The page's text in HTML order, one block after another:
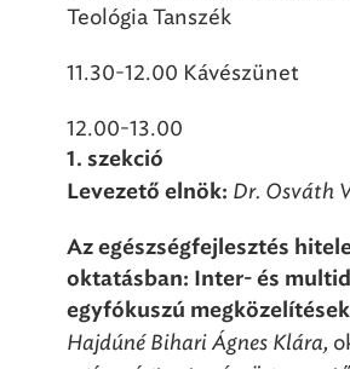
Teológia Tanszék
11.30-12.00 Kávészünet
12.00-13.00
1. szekció
Levezető elnök: Dr. Osváth
Az egészségfejlesztés
oktatásban: Inter- és
egyfókuszú megközelítések
Hajdúné Bihari Ágnes Klára,